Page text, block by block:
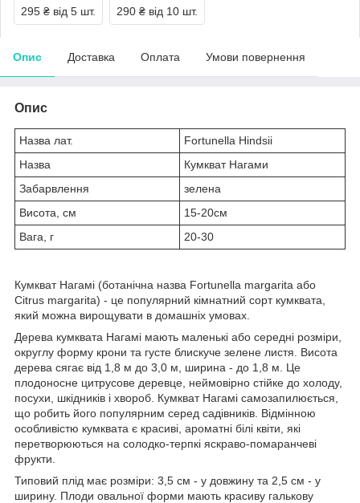
295 ₴ від 5 шт. 290 ₴ від 10 шт.
Опис Доставка Оплата Умови повернення
Опис
Назва лат.
Fortunella Hindsii
Назва
Кумкват Нагами
Забарвлення
зелена
Висота, см
15-20см
Вага, г
20-30
Кумкват Нагамі (ботанічна назва Fortunella margarita або
Citrus margarita) - це популярний кімнатний сорт кумквата,
який можна вирощувати в домашніх умовах.
Дерева кумквата Нагамі мають маленькі або середні розміри,
округлу форму крони та густе блискуче зелене листя. Висота
дерева сягає від 1,8 м до 3,0 м, ширина - до 1,8 м. Це
плодоносне цитрусове деревце, неймовірно стійке до холоду,
посухи, шкідників і хвороб. Кумкват Нагамі самозапилюється,
що робить його популярним серед садівників. Відмінною
особливістю кумквата є красиві, ароматні білі квіти, які
перетворюються на солодко-терпкі яскраво-помаранчеві
фрукти.
Типовий плід має розміри: 3,5 см - у довжину та 2,5 см - у
ширину. Плоди овальної форми мають красиву галькову